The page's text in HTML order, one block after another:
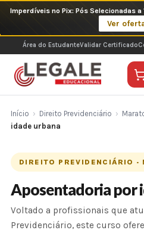
o
conteúdo
Imperdíveis no Pix: Pós Selecionadas
Ver
Área do EstudanteValidar Certificado
Início › Direito Previdenciário ›
idade urbana
DIREITO PREVIDENCIÁRIO ·
Aposentadoria por
Voltado a profissionais que
Previdenciário, este curso